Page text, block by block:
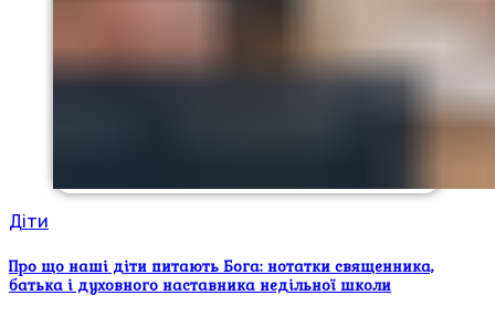
Діти
Про що наші діти питають Бога: нотатки священника,
батька і духовного наставника недільної школи